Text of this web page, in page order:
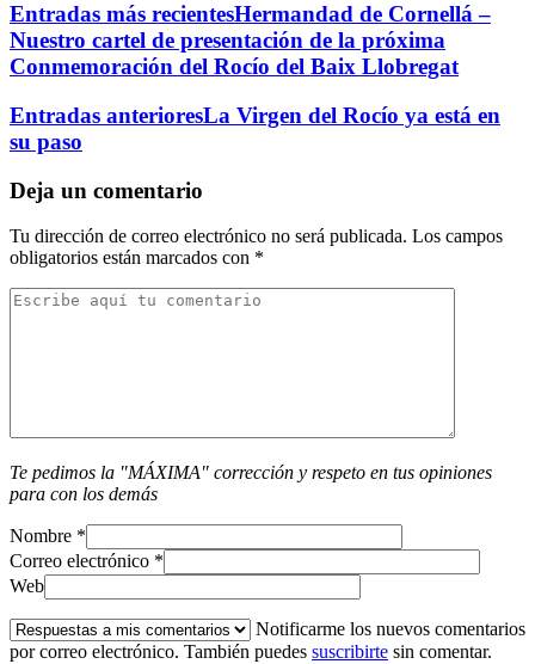
Entradas más recientesHermandad de Cornellá –
Nuestro cartel de presentación de la próxima
Conmemoración del Rocío del Baix Llobregat
Entradas anterioresLa Virgen del Rocío ya está en
su paso
Deja un comentario
Tu dirección de correo electrónico no será publicada. Los campos
obligatorios están marcados con *
Te pedimos la "MÁXIMA" corrección y respeto en tus opiniones
para con los demás
Nombre *
Correo electrónico *
Web
Notificarme los nuevos comentarios
por correo electrónico. También puedes suscribirte sin comentar.